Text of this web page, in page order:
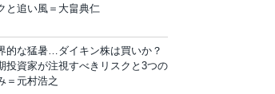
と追い風＝大畠典仁
的な猛暑…ダイキン株は買いか？
投資家が注視すべきリスクと3つの
＝元村浩之